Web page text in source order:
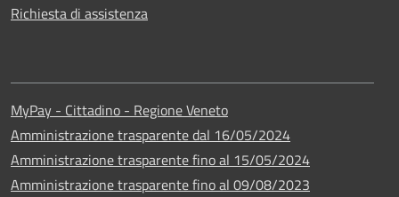
Richiesta di assistenza
MyPay - Cittadino - Regione Veneto
Amministrazione trasparente dal 16/05/2024
Amministrazione trasparente fino al 15/05/2024
Amministrazione trasparente fino al 09/08/2023